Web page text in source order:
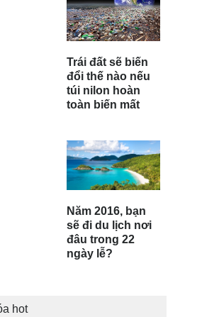
Trái đất sẽ biến
đổi thế nào nếu
túi nilon hoàn
toàn biến mất
Năm 2016, bạn
sẽ đi du lịch nơi
đâu trong 22
ngày lễ?
hot